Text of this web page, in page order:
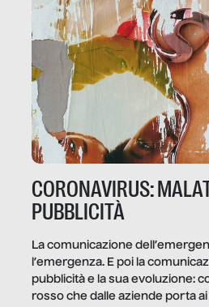
CORONAVIRUS:
PUBBLICITÀ
La comunicazione
l’emergenza. E poi la
pubblicità e la sua evoluzione:
rosso che dalle aziende porta